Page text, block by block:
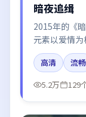
暗夜追缉
2015年的《
元素以爱情
奕宏、咏梅
论。
高清
流畅
5.2万
129